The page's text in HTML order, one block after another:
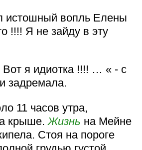
истошный вопль Елены
!!!! Я не зайду в эту
я идиотка !!!! … « - с
задремала.
11 часов утра,
крыше.Жизнь на Мейне
Стоя на пороге